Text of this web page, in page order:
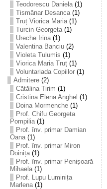
Teodorescu Daniela(1)
Tismănar Desanca(1)
Truț Viorica Maria(1)
Turcin Georgeta(1)
Ureche Irina(1)
Valentina Banciu(2)
Violeta Tulumis (1)
Viorica Maria Truț(1)
Voluntariada Copiilor(1)
Admitere(2)
Cătălina Tirim (1)
Cristina Elena Anghel (1)
Doina Mormenche(1)
Prof. Chifu Georgeta
Pompilia(1)
Prof. înv. primar Damian
Oana(1)
Prof. înv. primar Miron
Doinița(1)
Prof. înv. primar Penișoară
Mihaela(1)
Prof. Lupu Luminița
Marlena(1)